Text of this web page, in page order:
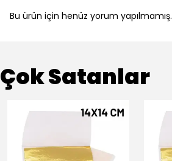
Bu ürün için henüz yorum yapılmamış.
Çok Satanlar